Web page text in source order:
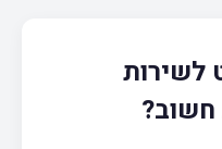
לשירות